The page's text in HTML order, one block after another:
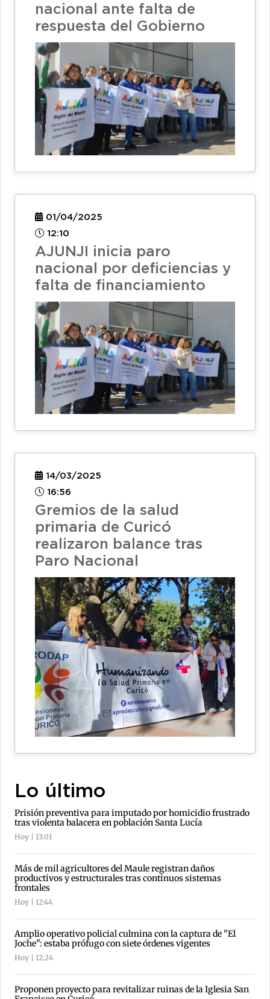
nacional ante falta de
respuesta del Gobierno
01/04/2025
12:10
AJUNJI inicia paro
nacional por deficiencias y
falta de financiamiento
14/03/2025
16:56
Gremios de la salud
primaria de Curicó
realizaron balance tras
Paro Nacional
Lo último
Prisión preventiva para imputado por homicidio frustrado
tras violenta balacera en población Santa Lucía
Hoy | 13:01
Más de mil agricultores del Maule registran daños
productivos y estructurales tras continuos sistemas
frontales
Hoy | 12:44
Amplio operativo policial culmina con la captura de "El
Joche": estaba prófugo con siete órdenes vigentes
Hoy | 12:24
Proponen proyecto para revitalizar ruinas de la Iglesia San